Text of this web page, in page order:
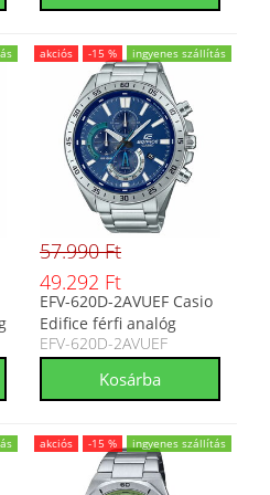
akciós -15 % ingyenes szállítás
57.990 Ft
49.292 Ft
EFV-620D-2AVUEF Casio
Edifice férfi analóg
karóra
EFV-620D-2AVUEF
akciós -15 % ingyenes szállítás